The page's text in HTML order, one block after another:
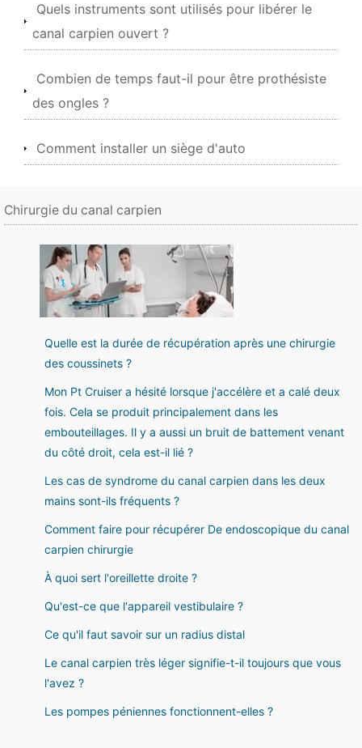
Quels instruments sont utilisés pour libérer le
canal carpien ouvert ?
Combien de temps faut-il pour être prothésiste
des ongles ?
Comment installer un siège d'auto
Chirurgie du canal carpien
Quelle est la durée de récupération après une chirurgie
des coussinets ?
Mon Pt Cruiser a hésité lorsque j'accélère et a calé deux
fois. Cela se produit principalement dans les
embouteillages. Il y a aussi un bruit de battement venant
du côté droit, cela est-il lié ?
Les cas de syndrome du canal carpien dans les deux
mains sont-ils fréquents ?
Comment faire pour récupérer De endoscopique du canal
carpien chirurgie
À quoi sert l'oreillette droite ?
Qu'est-ce que l'appareil vestibulaire ?
Ce qu'il faut savoir sur un radius distal
Le canal carpien très léger signifie-t-il toujours que vous
l'avez ?
Les pompes péniennes fonctionnent-elles ?